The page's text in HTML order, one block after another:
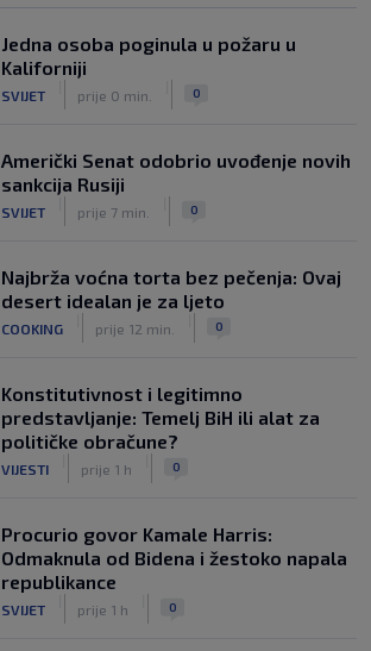
se pitaju gdje je i šta radi (VIDEO)
OSTALI SPORTOVI prije 5 h
Jedna osoba poginula u požaru u
Kaliforniji
SVIJET prije 0 min. 0
Američki Senat odobrio uvođenje novih
sankcija Rusiji
SVIJET prije 7 min. 0
Najbrža voćna torta bez pečenja: Ovaj
desert idealan je za ljeto
COOKING prije 12 min. 0
Konstitutivnost i legitimno
predstavljanje: Temelj BiH ili alat za
političke obračune?
VIJESTI prije 1 h 0
Procurio govor Kamale Harris:
Odmaknula od Bidena i žestoko napala
republikance
SVIJET prije 1 h 0